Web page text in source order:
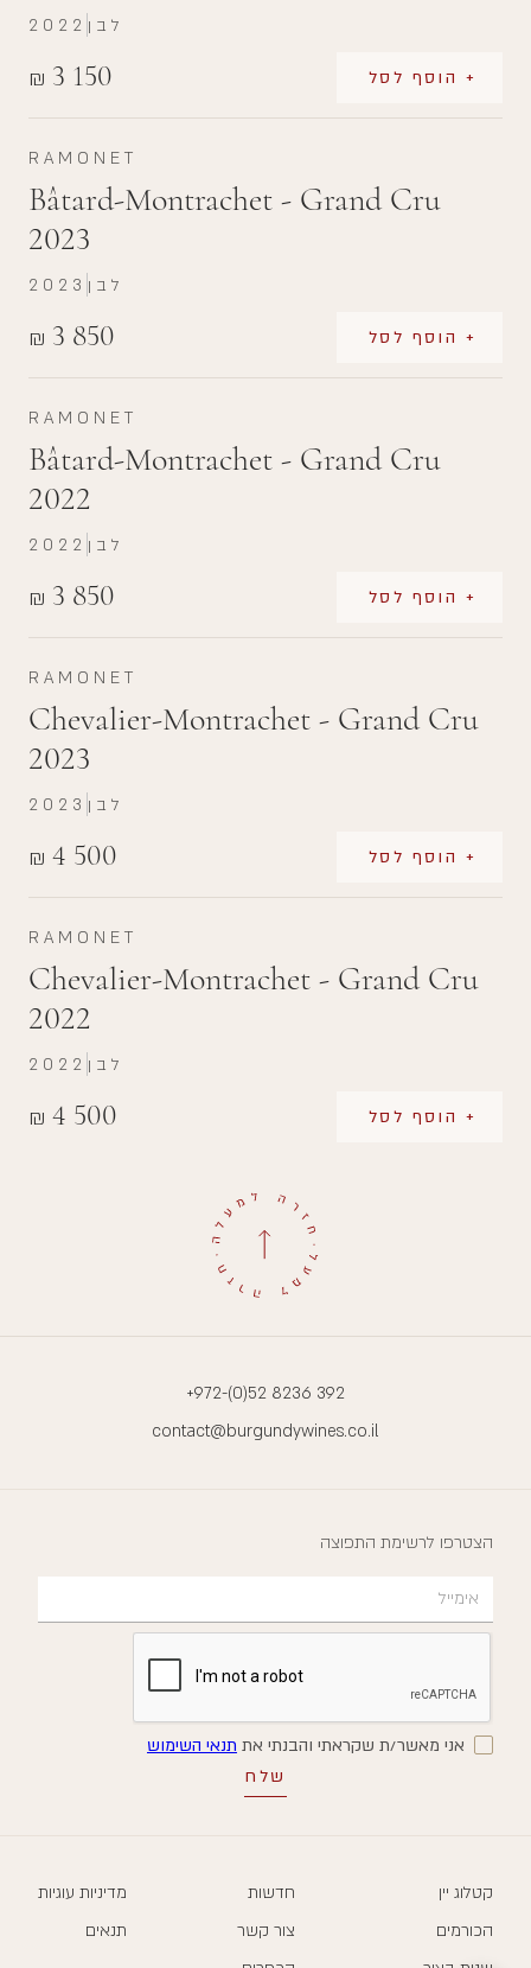
₪ 3 150 + הוסף לסל
2022 לבן
RAMONET
Bâtard-Montrachet - Grand Cru
2023
₪ 3 850 + הוסף לסל
2023 לבן
RAMONET
Bâtard-Montrachet - Grand Cru
2022
₪ 3 850 + הוסף לסל
2022 לבן
RAMONET
Chevalier-Montrachet - Grand Cru
2023
₪ 4 500 + הוסף לסל
2023 לבן
RAMONET
Chevalier-Montrachet - Grand Cru
2022
₪ 4 500 + הוסף לסל
2022 לבן
+972-(0)52 8236 392
contact@burgundywines.co.il
הצטרפו לרשימת התפוצה
אני מאשר/ת שקראתי והבנתי את תנאי השימוש
קטלוג יין
הכורמים
חדשות
צור קשר
מדיניות עוגיות
תנאים